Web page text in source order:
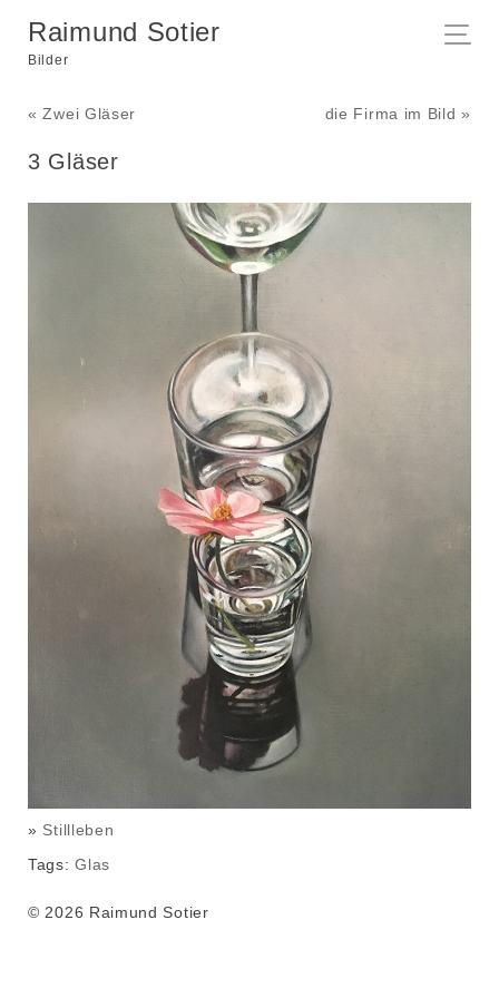
Raimund Sotier
Bilder
die Firma im Bild »
« Zwei Gläser
3 Gläser
» Stillleben
Tags:Glas
© 2026 Raimund Sotier